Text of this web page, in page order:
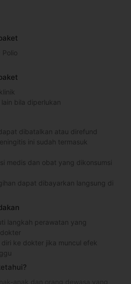
Polio
bila diperlukan
dibatalkan atau direfund
ini sudah termasuk
medis dan obat yang dikonsumsi
dapat dibayarkan langsung di
langkah perawatan yang
ke dokter jika muncul efek